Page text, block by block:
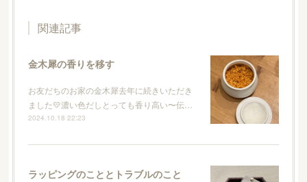
関連記事
金木犀の香りを移す
お友だちのお家の金木犀去年に続きいただき
ました💛濃い色だしとっても香り高い〜伝…
2024.10.18 22:23
ラッピングのこととトラブルのこと